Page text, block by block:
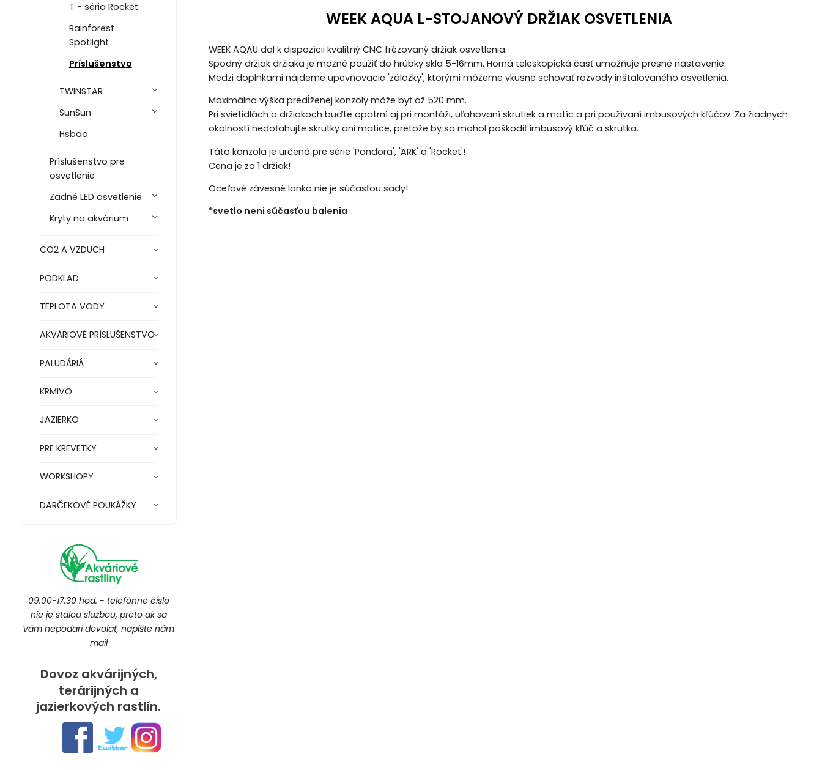
T - séria Rocket
Rainforest
Spotlight
Príslušenstvo
TWINSTAR
SunSun
Hsbao
Príslušenstvo pre
osvetlenie
Zadné LED osvetlenie
Kryty na akvárium
CO2 A VZDUCH
PODKLAD
TEPLOTA VODY
AKVÁRIOVÉ PRÍSLUŠENSTVO
PALUDÁRIÁ
KRMIVO
JAZIERKO
PRE KREVETKY
WORKSHOPY
DARČEKOVÉ POUKÁŽKY
09.00-17.30 hod. - telefónne číslo
nie je stálou službou, preto ak sa
Vám nepodarí dovolať, napíšte nám
mail
Dovoz akvárijných,
terárijných a
jazierkových rastlín.
WEEK AQUA L-STOJANOVÝ DRŽIAK OSVETLENIA
WEEK AQAU dal k dispozícii kvalitný CNC frézovaný držiak osvetlenia.
Spodný držiak držiaka je možné použiť do hrúbky skla 5-16mm. Horná teleskopická časť umožňuje presné nastavenie.
Medzi doplnkami nájdeme upevňovacie 'záložky', ktorými môžeme vkusne schovať rozvody inštalovaného osvetlenia.
Maximálna výška predĺženej konzoly môže byť až 520 mm.
Pri svietidlách a držiakoch buďte opatrní aj pri montáži, uťahovaní skrutiek a matíc a pri používaní imbusových kľúčov. Za žiadnych
okolností nedoťahujte skrutky ani matice, pretože by sa mohol poškodiť imbusový kľúč a skrutka.
Táto konzola je určená pre série 'Pandora', 'ARK' a 'Rocket'!
Cena je za 1 držiak!
Oceľové závesné lanko nie je súčasťou sady!
*svetlo neni súčasťou balenia